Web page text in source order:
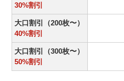
30%割引
大口割引（200枚〜）
40%割引
大口割引（300枚〜）
50%割引